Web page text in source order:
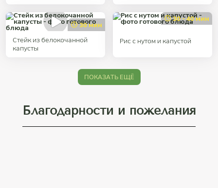
30 мин
Стейк из белокочанной
капусты
30 - 40 мин
Рис с нутом и капустой
ПОКАЗАТЬ ЕЩЁ
Благодарности и пожелания